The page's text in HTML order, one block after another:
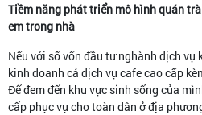
Tiềm năng phát triển mô hình quán
em trong nhà
Nếu với số vốn đầu tư nghành dịch
kinh doanh cả dịch vụ cafe cao cấp
Để đem đến khu vực sinh sống của
cấp phục vụ cho toàn dân ở địa